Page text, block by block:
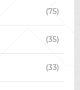
(75)
(35)
(33)